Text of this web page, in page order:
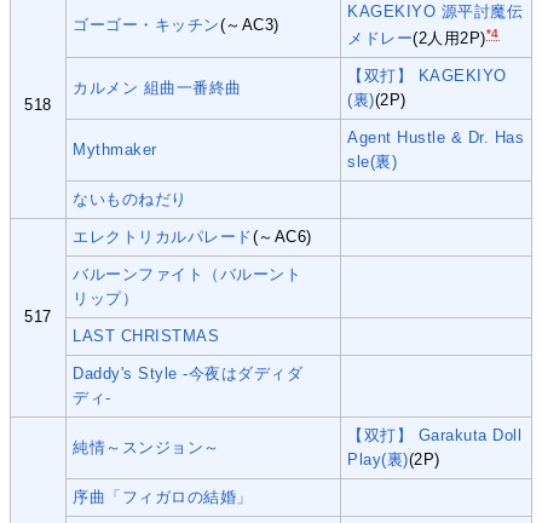
518
ゴーゴー・キッチン(～AC3)
KAGEKIYO 源平討魔伝
メドレー(2人用2P)*4
カルメン 組曲一番終曲
【双打】 KAGEKIYO
(裏)(2P)
Mythmaker
Agent Hustle & Dr. Has
sle(裏)
ないものねだり
517
エレクトリカルパレード(～AC6)
バルーンファイト（バルーント
リップ）
LAST CHRISTMAS
Daddy's Style -今夜はダディダ
ディ-
純情～スンジョン～
【双打】 Garakuta Doll
Play(裏)(2P)
序曲「フィガロの結婚」